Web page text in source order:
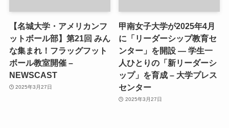
【名城大学・アメリカンフ
ットボール部】第21回 みん
な集まれ！フラッグフット
ボール教室開催 –
NEWSCAST
2025年3月27日
甲南女子大学が2025年4月
に「リーダーシップ教育セ
ンター」を開設 ― 学生一
人ひとりの「新リーダーシ
ップ」を育成 – 大学プレス
センター
2025年3月27日